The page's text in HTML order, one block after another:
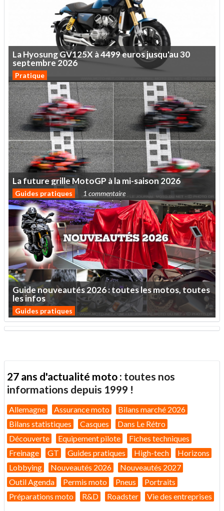
LaHyosungGV125X à4499eurosjusqu'au30
septembre 2026
Pratique
Lafuturegrille MotoGP àlami-saison 2026
Guides pratiques 1 commentaire
Guidenouveautés2026:touteslesmotos,toutes
lesinfos
Guides pratiques
27 ans d'actualité moto : toutes nos
informations depuis 1999 !
Allemagne Assurance moto
Bilans marché 2026
Bilans statistiques
Casques
Dans Le Rétro
Découverte
Equipement pilote
Fiches techniques
Freinage
GT Guides pratiques High-tech
Horizons
Lobbying
Nouveautés 2026
Nouveautés 2027
Outil Agenda
Permis moto Pneus
Portraits
Préparations moto
R&D Roadster Vie des entreprises